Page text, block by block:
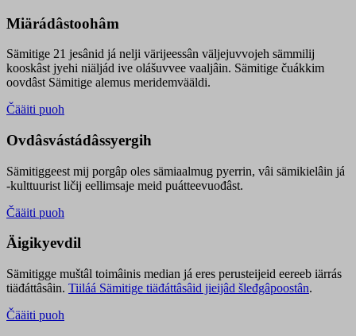
Miärádâstoohâm
Sämitige 21 jesânid já nelji värijeessân väljejuvvojeh sämmilij
kooskâst jyehi niäljád ive olášuvvee vaaljâin. Sämitige čuákkim
oovdâst Sämitige alemus meridemvääldi.
Čääiti puoh
Ovdâsvástádâssyergih
Sämitiggeest mij porgâp oles sämiaalmug pyerrin, vâi sämikielâin já
-kulttuurist ličij eellimsaje meid puátteevuođâst.
Čääiti puoh
Äigikyevdil
Sämitigge muštâl toimâinis median já eres perusteijeid eereeb iärrás
tiäđáttâsâin. Tiiláá Sämitige tiäđáttâsâid jieijâd šleđgâpoostân.
Čääiti puoh